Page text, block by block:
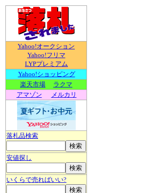
Yahoo!オークション
Yahoo!フリマ
LYPプレミアム
Yahoo!ショッピング
楽天市場
ラクマ
アマゾン
メルカリ
落札品検索
安値探し
いくらで売ればいい?